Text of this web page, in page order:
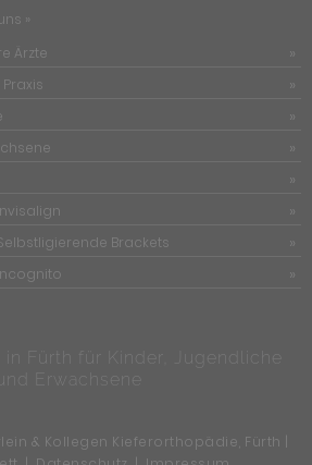
»
Ärzte
Brackets
Fürth für Kinder, Jugendliche
und Erwachsene
& Kollegen Kieferorthopädie, Fürth |